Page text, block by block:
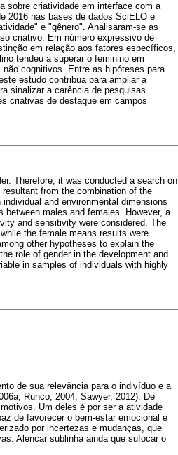
sobre criatividade em interface com a
2016 nas bases de dados SciELO e
e "gênero". Analisaram-se as
criativo. Em número expressivo de
em relação aos fatores específicos,
tendeu a superar o feminino em
cognitivos. Entre as hipóteses para
estudo contribua para ampliar a
sinalizar a carência de pesquisas
criativas de destaque em campos
Therefore, it was conducted a search on
from the combination of the
and environmental dimensions
males and females. However, a
and sensitivity were considered. The
the female means results were
other hypotheses to explain the
role of gender in the development and
in samples of individuals with highly
de sua relevância para o indivíduo e a
Runco, 2004; Sawyer, 2012). De
Um deles é por ser a atividade
de favorecer o bem-estar emocional e
por incertezas e mudanças, que
Alencar sublinha ainda que sufocar o